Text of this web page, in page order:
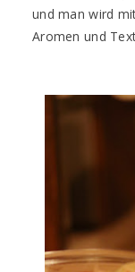
und man wird
Aromen und